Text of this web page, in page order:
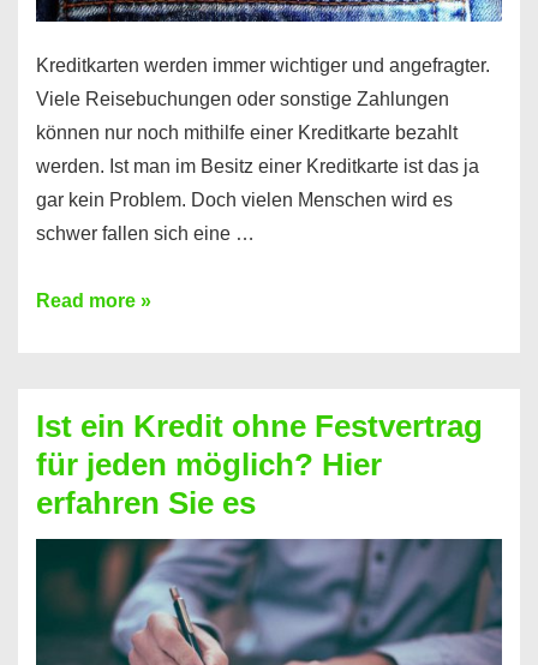
Kreditkarten werden immer wichtiger und angefragter.
Viele Reisebuchungen oder sonstige Zahlungen
können nur noch mithilfe einer Kreditkarte bezahlt
werden. Ist man im Besitz einer Kreditkarte ist das ja
gar kein Problem. Doch vielen Menschen wird es
schwer fallen sich eine …
Kreditkarte
Prepaid
ist
nicht
nur
für
Handy
Read more »
Ist ein Kredit ohne Festvertrag
für jeden möglich? Hier
erfahren Sie es